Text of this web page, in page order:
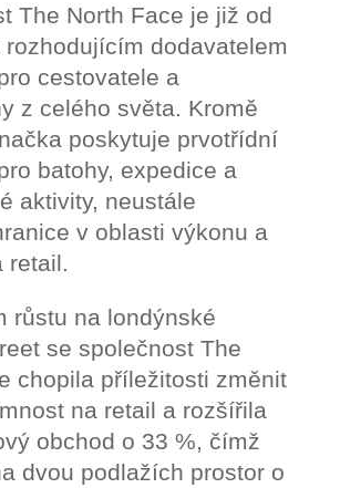
The North Face je již od
rozhodujícím dodavatelem
cestovatele a
z celého světa. Kromě
poskytuje prvotřídní
batohy, expedice a
aktivity, neustále
v oblasti výkonu a
růstu na londýnské
se společnost The
chopila příležitosti změnit
na retail a rozšířila
obchod o 33 %, čímž
dvou podlažích prostor o